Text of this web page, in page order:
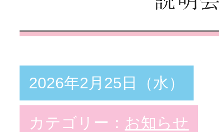
教育体制
教育支援体制
看護部の取り組み
スペシャリスト
2026年2月25日（水）
カテゴリー： お知らせ